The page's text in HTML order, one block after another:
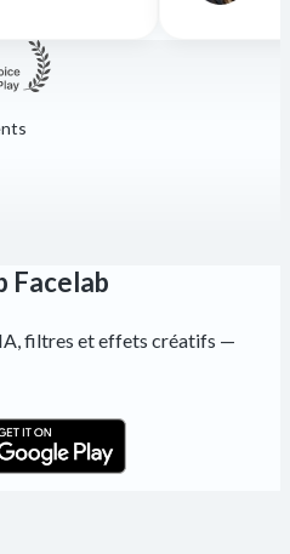
Facelab
filtres et effets créatifs —